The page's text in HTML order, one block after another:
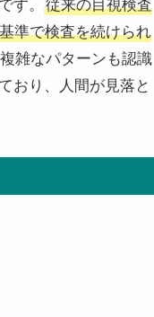
す。
従来の目視検査
準で検査を続けられ
雑なパターンも認識
おり、人間が見落と